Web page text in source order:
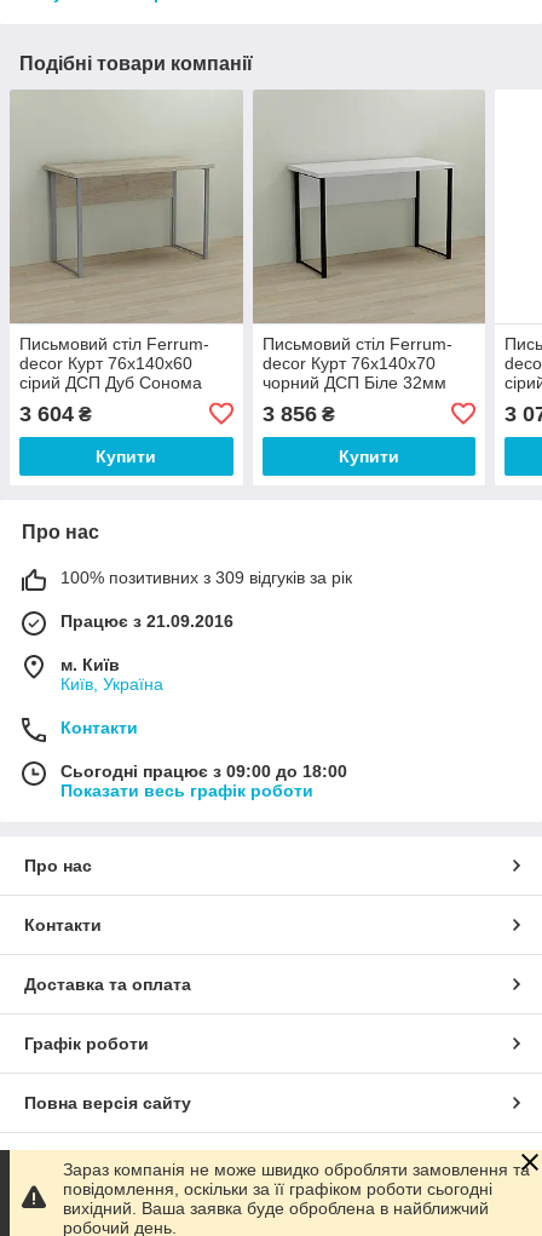
Подібні товари компанії
Письмовий стіл Ferrum-
decor Курт 76x140x60
сірий ДСП Дуб Сонома
3 604 ₴
Купити
Письмовий стіл Ferrum-
decor Курт 76x140x70
чорний ДСП Біле 32мм
3 856₴
Купити
3
Про нас
100% позитивних з 309 відгуків за рік
Працює з 21.09.2016
м. Київ
Київ, Україна
Контакти
Сьогодні працює з 09:00 до 18:00
Показати весь графік роботи
Про нас
Контакти
Доставка та оплата
Графік роботи
Повна версія сайту
Сайт створено на маркетплейсі Prom.ua
Політика конфіденційності
Зараз компанія не може швидко обробляти замовлення та
повідомлення, оскільки за її графіком роботи сьогодні
вихідний. Ваша заявка буде оброблена в найближчий
робочий день.